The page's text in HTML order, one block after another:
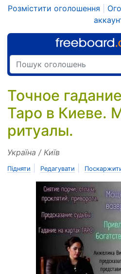
Розмістити оголошення
Точное
Таро в Киеве.
ритуалы.
Україна / Київ
Підняти Редагувати